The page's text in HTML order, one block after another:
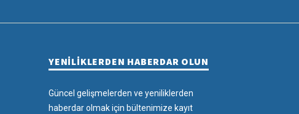
YENİLİKLERDEN HABERDAR OLUN
Güncel gelişmelerden ve yeniliklerden
haberdar olmak için bültenimize kayıt